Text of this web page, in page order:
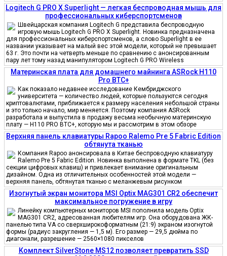
Logitech G PRO X Superlight — легкая беспроводная мышь для
профессиональных киберспортсменов
Швейцарская компания Logitech G представила беспроводную
игровую мышь Logitech G PRO X Superlight. Новинка предназначена
для профессиональных киберспортсменов, а слово Superlight в ее
названии указывает на малый вес этой модели, который не превышает
63 г. Это почти на четверть меньше по сравнению с анонсированным
пару лет тому назад манипулятором Logitech G PRO Wireless
Материнская плата для домашнего майнинга ASRock H110
Pro BTC+
Как показало недавнее исследование Кембриджского
университета — количество людей, которые пользуются сегодня
криптовалютами, приближается к размеру населения небольшой страны
и это только начало, мир меняется. Поэтому компания ASRock
разработала и выпустила в продажу весьма необычную материнскую
плату — H110 PRO BTC+, которую мы и рассмотрим в этом обзоре
Верхняя панель клавиатуры Rapoo Ralemo Pre 5 Fabric Edition
обтянута тканью
Компания Rapoo анонсировала в Китае беспроводную клавиатуру
Ralemo Pre 5 Fabric Edition. Новинка выполнена в формате TKL (без
секции цифровых клавиш) и привлекает внимание оригинальным
дизайном. Одна из отличительных особенностей этой модели —
верхняя панель, обтянутая тканью с меланжевым рисунком
Изогнутый экран монитора MSI Optix MAG301 CR2 обеспечит
максимальное погружение в игру
Линейку компьютерных мониторов MSI пополнила модель Optix
MAG301 CR2, адресованная любителям игр. Она оборудована ЖК-
панелью типа VA со сверхширокоформатным (21:9) экраном изогнутой
формы (радиус закругления — 1,5 м). Его размер — 29,5 дюйма по
диагонали, разрешение — 2560×1080 пикселов
Комплект SilverStone MS12 позволяет превратить SSD